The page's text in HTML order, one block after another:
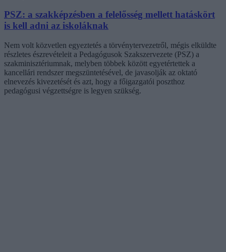
PSZ: a szakképzésben a felelősség mellett hatáskört
is kell adni az iskoláknak
Nem volt közvetlen egyeztetés a törvénytervezetről, mégis elküldte
részletes észrevételeit a Pedagógusok Szakszervezete (PSZ) a
szakminisztériumnak, melyben többek között egyetértettek a
kancellári rendszer megszüntetésével, de javasolják az oktató
elnevezés kivezetését és azt, hogy a főigazgatói poszthoz
pedagógusi végzettségre is legyen szükség.